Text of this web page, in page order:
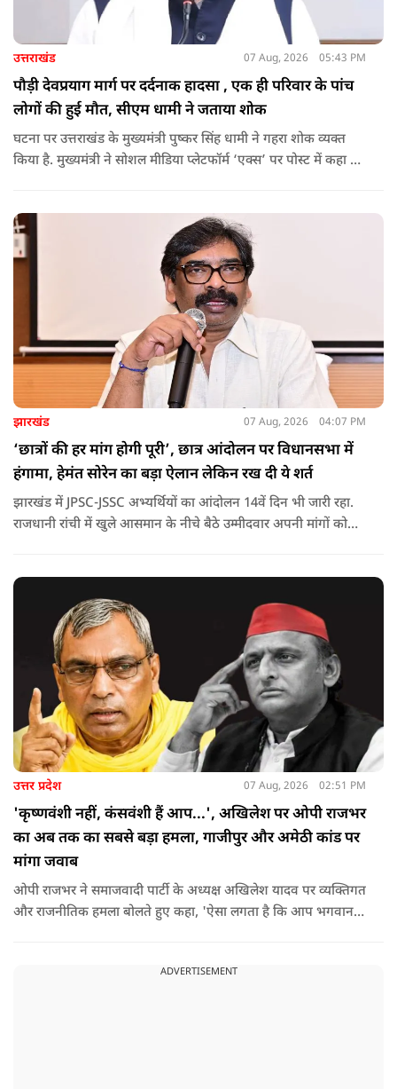
उत्तराखंड 07 Aug, 2026 05:43 PM
पौड़ी देवप्रयाग मार्ग पर दर्दनाक हादसा , एक ही परिवार के पांच
लोगों की हुई मौत, सीएम धामी ने जताया शोक
घटना पर उत्तराखंड के मुख्यमंत्री पुष्कर सिंह धामी ने गहरा शोक व्यक्त
किया है. मुख्यमंत्री ने सोशल मीडिया प्लेटफॉर्म ‘एक्स’ पर पोस्ट में कहा कि
उपचार तथा गंभीर रूप से घायलों को आवश्यकता पड़ने पर एयरलिफ्ट कर
उच्च चिकित्सा केंद्रों में रेफर करने के निर्देश दिए हैं.
झारखंड 07 Aug, 2026 04:07 PM
‘छात्रों की हर मांग होगी पूरी’, छात्र आंदोलन पर विधानसभा में
हंगामा, हेमंत सोरेन का बड़ा ऐलान लेकिन रख दी ये शर्त
झारखंड में JPSC-JSSC अभ्यर्थियों का आंदोलन 14वें दिन भी जारी रहा.
राजधानी रांची में खुले आसमान के नीचे बैठे उम्मीदवार अपनी मांगों को
उत्तर प्रदेश 07 Aug, 2026 02:51 PM
'कृष्णवंशी नहीं, कंसवंशी हैं आप...', अखिलेश पर ओपी राजभर
का अब तक का सबसे बड़ा हमला, गाजीपुर और अमेठी कांड पर
मांगा जवाब
ओपी राजभर ने समाजवादी पार्टी के अध्यक्ष अखिलेश यादव पर व्यक्तिगत
और राजनीतिक हमला बोलते हुए कहा, 'ऐसा लगता है कि आप भगवान
ADVERTISEMENT